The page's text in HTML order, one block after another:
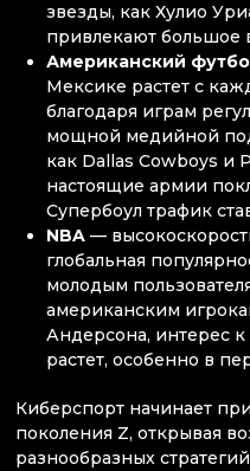
звезды, как Хулио
привлекают большое
Американский
Мексике растет с
благодаря играм
мощной медийной
как Dallas Cowboys и
настоящие армии
Супербоул трафик
NBA —
глобальная
молодым
американским
Андерсона, интерес
растет, особенно в
Киберспорт начинает
поколения Z, открывая
разнообразных